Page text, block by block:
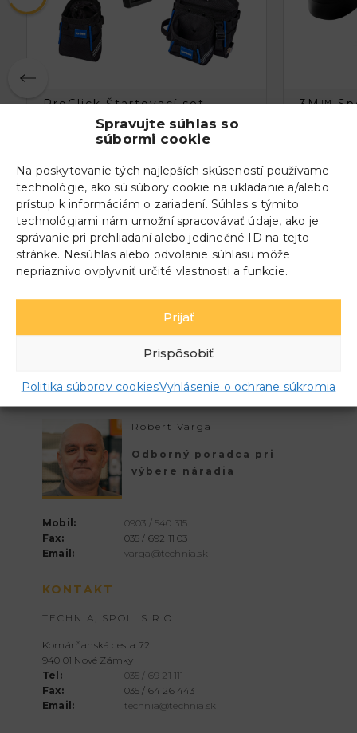
Spravujte súhlas so
súbormi cookie
Na poskytovanie tých najlepších skúseností používame
technológie, ako sú súbory cookie na ukladanie a/alebo
prístup k informáciám o zariadení. Súhlas s týmito
technológiami nám umožní spracovávať údaje, ako je
správanie pri prehliadaní alebo jedinečné ID na tejto
stránke. Nesúhlas alebo odvolanie súhlasu môže
nepriaznivo ovplyvniť určité vlastnosti a funkcie.
Prijať
Prispôsobiť
Politika súborov cookiesVyhlásenie o ochrane súkromia
ProClick Štartovací set
VIAC INFO
3M™
Adflo™
OSOBNÝ KONTAKT
Robert Varga
Odborný poradca pri
výbere náradia
Mobil:
0903 / 540 315
Fax:
035 / 692 11 03
Email:
varga@technia.sk
KONTAKT
TECHNIA, SPOL. S R.O.
Komárňanská cesta 72
940 01 Nové Zámky
Tel:
035 / 69 21 111
Fax:
035 / 64 26 443
Email:
technia@technia.sk